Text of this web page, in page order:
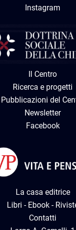
Instagram
Il Centro
Ricerca e progetti
Pubblicazioni del
Newsletter
Facebook
La casa editrice
Libri - Ebook -
Contatti